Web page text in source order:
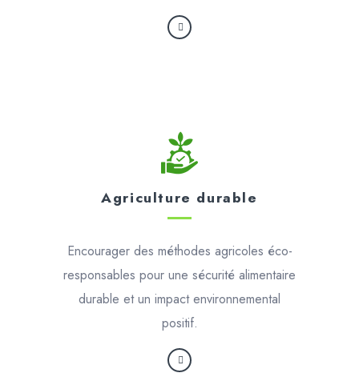
Agriculture durable
Encourager des méthodes agricoles éco-
responsables pour une sécurité alimentaire
durable et un impact environnemental
positif.